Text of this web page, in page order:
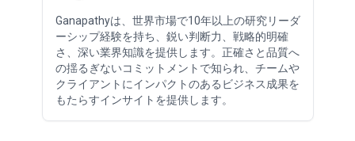
Ganapathyは、世界市場で10年以上の研究リーダ
ーシップ経験を持ち、鋭い判断力、戦略的明確
さ、深い業界知識を提供します。正確さと品質へ
の揺るぎないコミットメントで知られ、チームや
クライアントにインパクトのあるビジネス成果を
もたらすインサイトを提供します。